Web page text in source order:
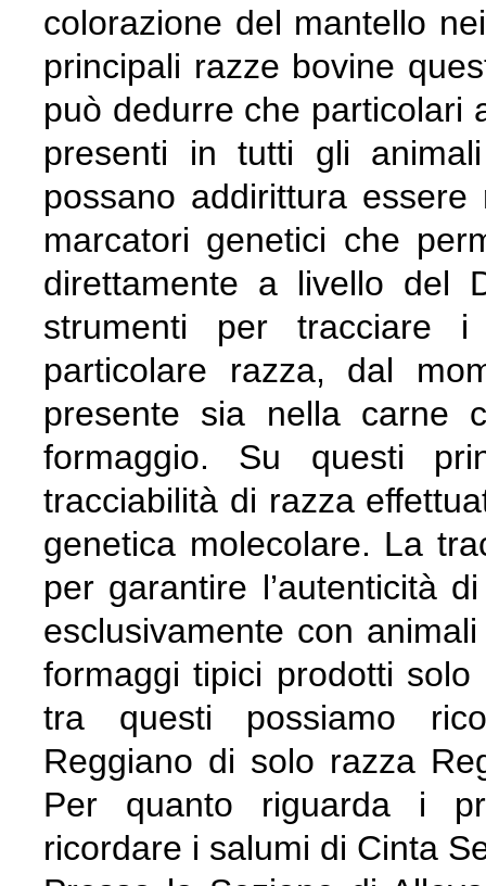
colorazione del mantello
principali razze bovine
può dedurre che particolari
presenti in tutti gli
possano addirittura
marcatori genetici che
direttamente a livello del
strumenti per tracciare
particolare razza, dal
presente sia nella carne
formaggio. Su questi
tracciabilità di razza
genetica molecolare. La
per garantire l’autenticità
esclusivamente con
formaggi tipici prodotti
tra questi possiamo
Reggiano di solo razza
Per quanto riguarda i
ricordare i salumi di Cinta